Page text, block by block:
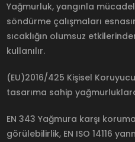
Yağmurluk, yangınla
söndürme çalışmaları
sıcaklığın olumsuz
kullanılır.
(EU)2016/425 Kişisel
tasarıma sahip
EN 343 Yağmura karşı
görülebilirlik, EN ISO 14116